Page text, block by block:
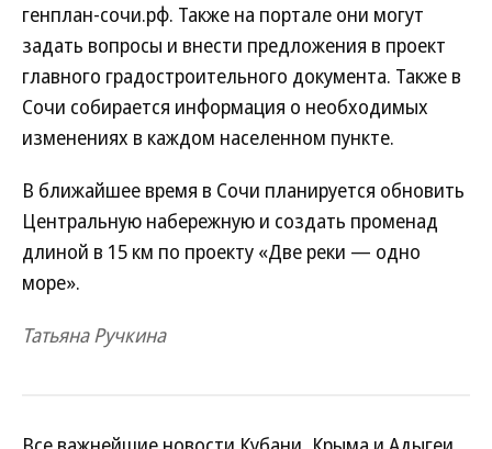
генплан-сочи.рф. Также на портале они могут
задать вопросы и внести предложения в проект
главного градостроительного документа. Также в
Сочи собирается информация о необходимых
изменениях в каждом населенном пункте.
В ближайшее время в Сочи планируется обновить
Центральную набережную и создать променад
длиной в 15 км по проекту «Две реки — одно
море».
Татьяна Ручкина